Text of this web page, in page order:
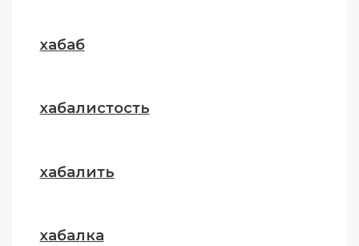
хабаб
хабалистость
хабалить
хабалка